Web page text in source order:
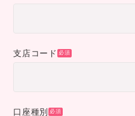
支店コード
口座種別